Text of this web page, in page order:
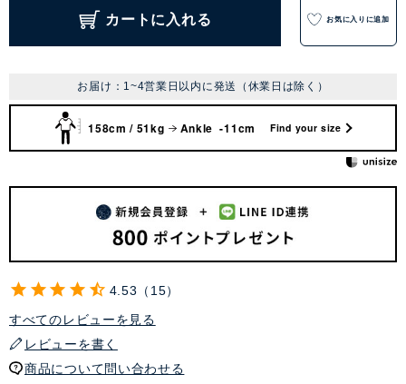
カートに入れる お気に入りに追加
お届け：1~4営業日以内に発送（休業日は除く）
158cm / 51kg Ankle -11cm Find your size
4.53
15
すべてのレビューを見る
レビューを書く
商品について問い合わせる